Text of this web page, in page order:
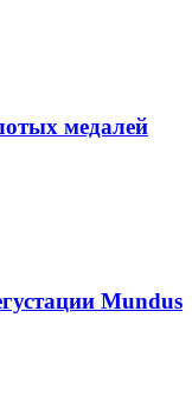
медалей
Mundus